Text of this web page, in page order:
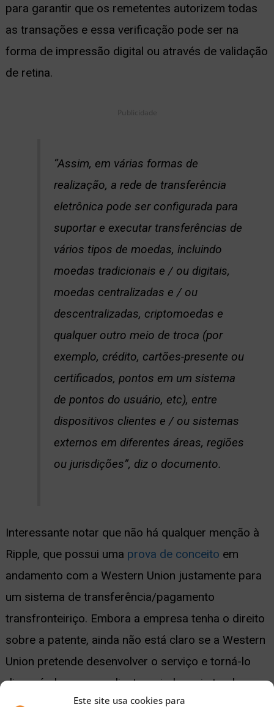
Este site usa cookies para
para garantir que os remetentes autorizem todas
as transações e essa verificação pode ser na
forma de impressão digital ou através de validação
de retina.
Publicidade
“Assim, em várias formas de
realização, a rede de transferência
eletrônica pode ser configurada para
suportar e executar transferências de
vários tipos de moedas, incluindo
moedas tradicionais e / ou digitais,
moedas centralizadas e / ou
descentralizadas, criptomoedas e
qualquer outro meio de troca (por
exemplo, crédito, cartões-presente ou
certificados, pontos em um sistema
de pontos do usuário, etc), entre
dispositivos clientes e / ou sistemas
externos em diferentes áreas, regiões
ou jurisdições”, diz o documento.
Interessante notar que não há qualquer menção à
Ripple, que possui uma prova de conceito em
andamento com a Western Union justamente para
um sistema de transferência/pagamento
transfronteiriço. Embora a empresa tenha o direito
sobre a patente, ainda não está claro se a Western
Union pretende desenvolver o serviço e torná-lo
disponível aos seus clientes, ainda mais tendo em